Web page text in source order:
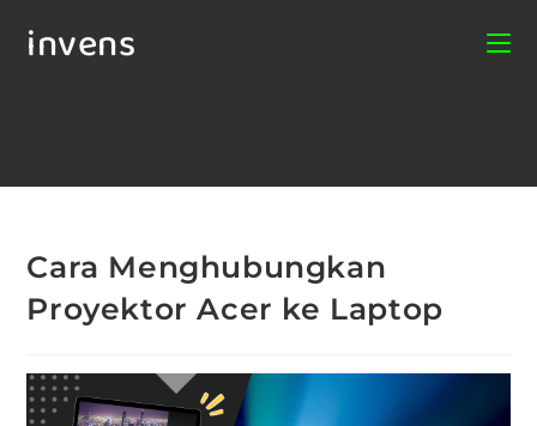
invens
Cara Menghubungkan
Proyektor Acer ke Laptop